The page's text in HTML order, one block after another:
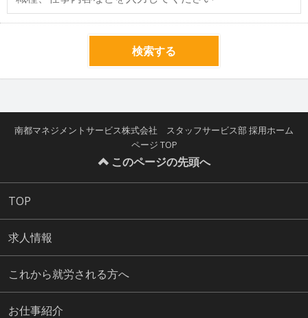
検索する
南都マネジメントサービス株式会社 スタッフサービス部 採用ホーム
ページ TOP
このページの先頭へ
TOP
求人情報
これから就労される方へ
お仕事紹介